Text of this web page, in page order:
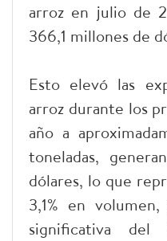
arroz en julio de
366,1 millones de
Esto elevó las
arroz durante los
año a
toneladas,
dólares, lo que
3,1% en
significativa